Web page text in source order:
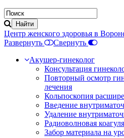
Центр женского здоровья в
Развернуть
Свернуть
Акушер-гинеколог
Консультация
Повторный осмотр
лечения
Кольпоскопия
Введение
Удаление
Радиоволновая
Забор материала на